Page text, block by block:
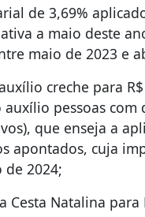
de 3,69%
a maio deste
maio de 2023 e
creche para R$
auxílio pessoas
que enseja a
apontados, cuja
2024;
Natalina para